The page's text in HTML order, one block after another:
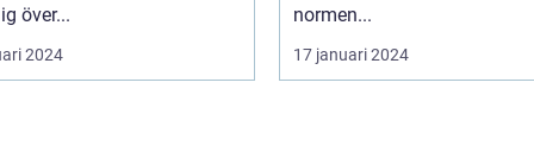
över...
2024
normen...
17 januari 2024